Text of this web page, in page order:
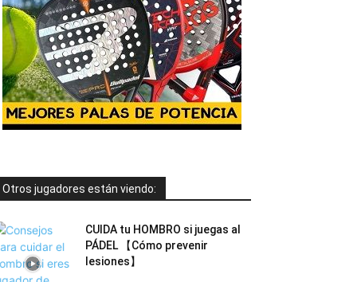
Otros jugadores están viendo:
CUIDA tu HOMBRO si juegas al
PÁDEL 【Cómo prevenir
lesiones】